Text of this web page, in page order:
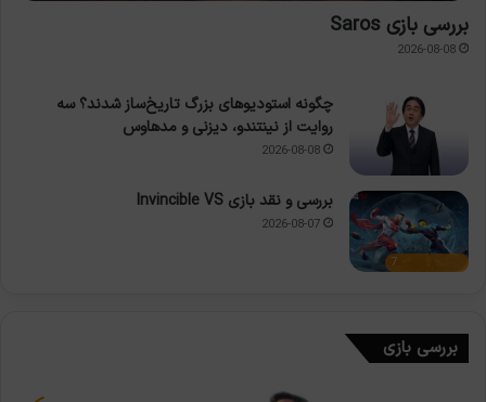
بررسی بازی Saros
2026-08-08
چگونه استودیوهای بزرگ تاریخ‌ساز شدند؟ سه
روایت از نینتندو، دیزنی و مدهاوس
2026-08-08
7
بررسی و نقد بازی Invincible VS
2026-08-07
بررسی بازی